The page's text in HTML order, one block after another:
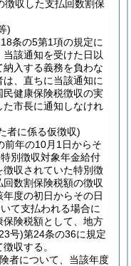
徴収した支払回数割保
)
条の5第1項の規定に
該通知を受けた日以
入する義務を負わな
、直ちに当該通知に
健康保険税徴収の実
市長に通知しなけれ
者に係る仮徴収)
前年の10月1日からそ
別徴収対象年金給付
収されていた特別徴
数割保険税額の徴収
度の初日からその日
て支払われる場合に
険税額として、地方
号)第24条の36に規定
収する。
者について、当該年度